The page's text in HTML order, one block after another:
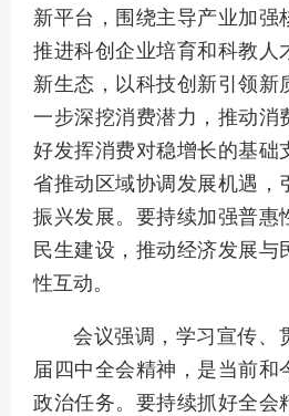
新平台，围绕主导产业加强
推进科创企业培育和科教人
新生态，以科技创新引领新
一步深挖消费潜力，推动消
好发挥消费对稳增长的基础
省推动区域协调发展机遇，
振兴发展。要持续加强普惠
民生建设，推动经济发展与
性互动。
会议强调，学习宣传、
届四中全会精神，是当前和
政治任务。要持续抓好全会